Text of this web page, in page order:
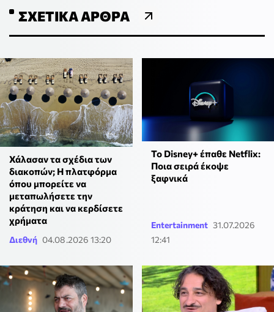
ΣΧΕΤΙΚΆ ΆΡΘΡΑ
Χάλασαν τα σχέδια των
διακοπών; Η πλατφόρμα
όπου μπορείτε να
μεταπωλήσετε την
κράτηση και να κερδίσετε
χρήματα
Διεθνή 04.08.2026 13:20
Το Disney+ έπαθε Netflix:
Ποια σειρά έκοψε
ξαφνικά
Entertainment 31.07.2026
12:41